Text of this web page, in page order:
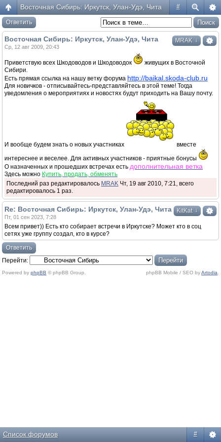
#
Восточная Сибирь: Иркутск, Улан-Удэ, Чита
Ответить
MRAK ↓
Восточная Сибирь: Иркутск, Улан-Удэ, Чита
Ср, 12 авг 2009, 20:43
Приветствую всех Шкодоводов и Шкодоводок
живущих в Восточной
Сибири.
Есть прямая ссылка на нашу ветку форума http://baikal.skoda-club.ru
Для новичков - отписывайтесь-представляйтесь в этой теме! Тогда
уведомления о мероприятиях и новостях будут приходить на Вашу почту.
И вообще будем знать о новых участниках
вместе
интереснее и веселее. Для активных участников - приятные бонусы
О назначенных и прошедших встречах есть дополнительная ветка
Здесь можно Купить, продать, обменять
Последний раз редактировалось MRAK Чт, 19 авг 2010, 7:21, всего
редактировалось 1 раз.
KitKat ↓
Re: Восточная Сибирь: Иркутск, Улан-Удэ, Чита
Пт, 01 сен 2023, 7:28
Всем привет)) Есть кто собирает встречи в Иркутске? Может кто в соц
сетях уже группу создал, кто в курсе?
Ответить
Перейти:
Powered by phpBB © phpBB Group. phpBB Mobile / SEO byArtodia
Список форумов #